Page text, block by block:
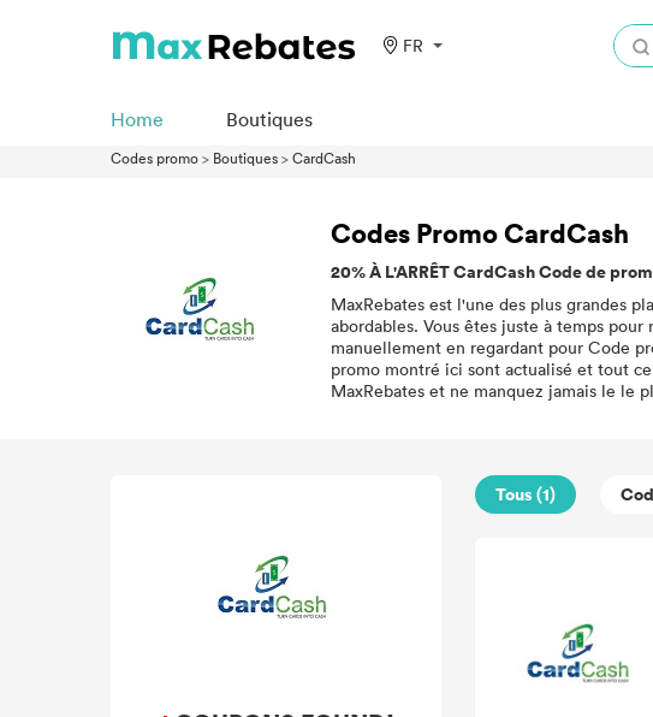
FR
Home Boutiques
Codes promo> Boutiques>CardCash
Codes Promo CardCash
20% À L'ARRÊT CardCash Code de
MaxRebates est l'une des plus grandes
abordables. Vous êtes juste à temps
manuellement en regardant pour Code
promo montré ici sont actualisé et tout
MaxRebates et ne manquez jamais le le
Tous (1)